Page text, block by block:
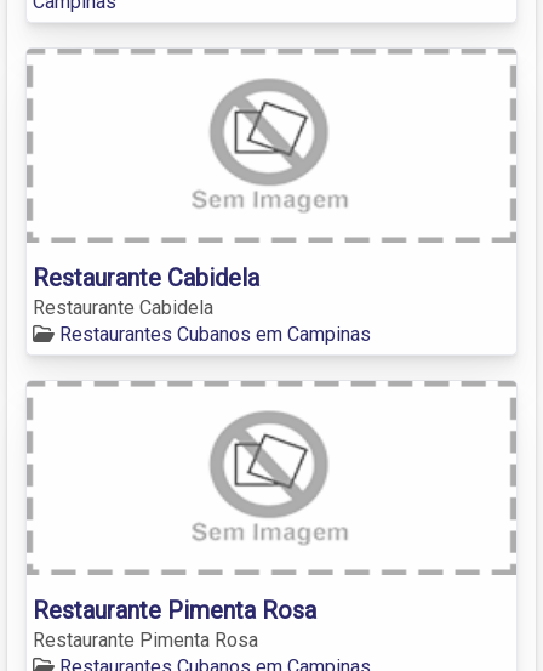
Restaurante Cabidela
Restaurante Cabidela
Restaurantes Cubanos em Campinas
Restaurante Pimenta Rosa
Restaurante Pimenta Rosa
Restaurantes Cubanos em Campinas